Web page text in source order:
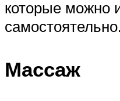
которые можно
самостоятельно.
Массаж